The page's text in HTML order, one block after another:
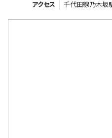
アクセス
千代田線乃木坂